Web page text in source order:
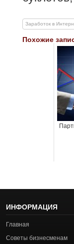
Заработок в
Похожие
ИНФОРМАЦИЯ
Главная
Советы бизнесменам